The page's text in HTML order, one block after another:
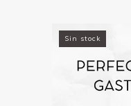
Sin stock